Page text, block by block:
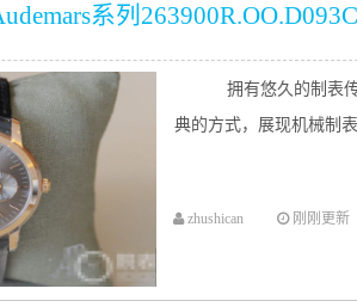
系列
拥有悠久的制表传
典的方式，展现机械制
zhushican 刚刚更新